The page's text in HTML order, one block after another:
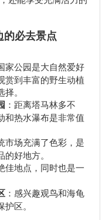
的必去景点
家公园是大自然爱好
赏到丰富的野生动植
。
：距离塔马林多不
和热水瀑布是非常值
市场充满了色彩，是
好地方。
佳地点，同时也是一
：感兴趣观鸟和海龟
区。